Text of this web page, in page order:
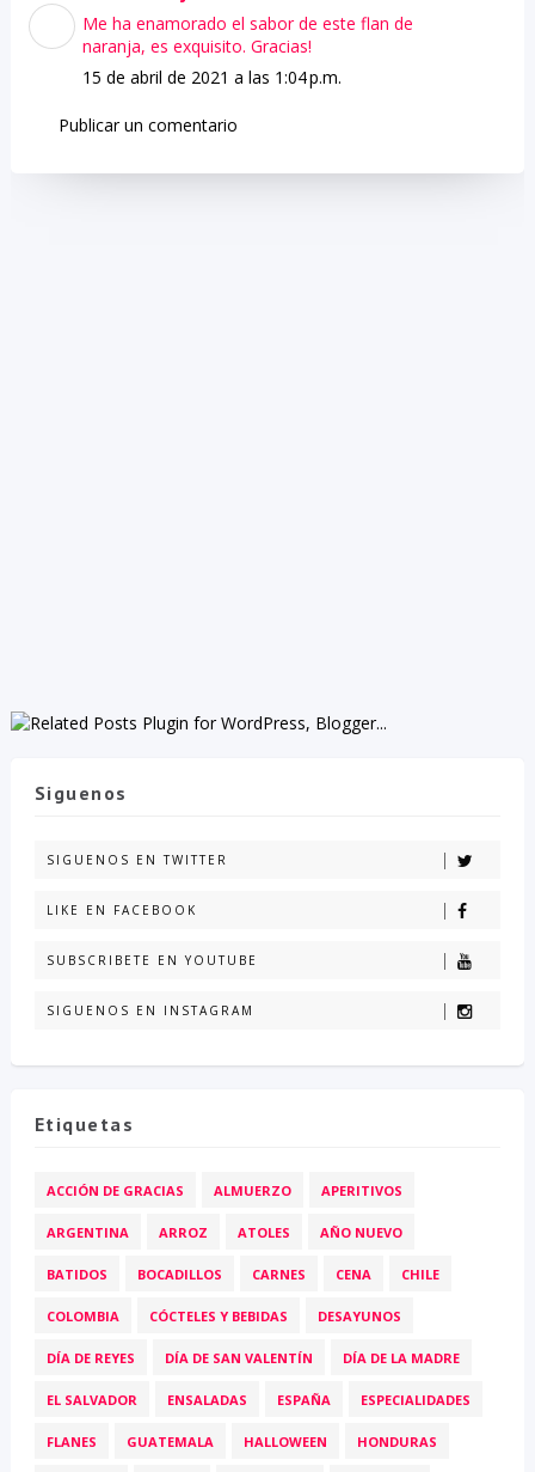
Me ha enamorado el sabor de este flan de
naranja, es exquisito. Gracias!
15 de abril de 2021 a las 1:04 p.m.
Publicar un comentario
Siguenos
SIGUENOS EN TWITTER
LIKE EN FACEBOOK
SUBSCRIBETE EN YOUTUBE
SIGUENOS EN INSTAGRAM
Etiquetas
ACCIÓN DE GRACIAS ALMUERZO APERITIVOS
ARGENTINA ARROZ ATOLES AÑO NUEVO
BATIDOS BOCADILLOS CARNES CENA CHILE
COLOMBIA CÓCTELES Y BEBIDAS DESAYUNOS
DÍA DE REYES DÍA DE SAN VALENTÍN DÍA DE LA MADRE
EL SALVADOR ENSALADAS ESPAÑA ESPECIALIDADES
FLANES GUATEMALA HALLOWEEN HONDURAS